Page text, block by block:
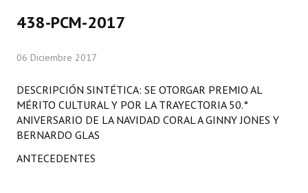
Comisiones Permanentes
Comisiones Especiales
Concejales Mandato Cumplido
Programas
438-PCM-2017
06 Diciembre 2017
DESCRIPCIÓN SINTÉTICA: SE OTORGAR PREMIO AL
MÉRITO CULTURAL Y POR LA TRAYECTORIA 50.°
ANIVERSARIO DE LA NAVIDAD CORAL A GINNY JONES Y
BERNARDO GLAS
ANTECEDENTES